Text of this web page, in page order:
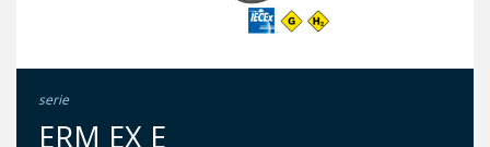
serie
ERM EX E